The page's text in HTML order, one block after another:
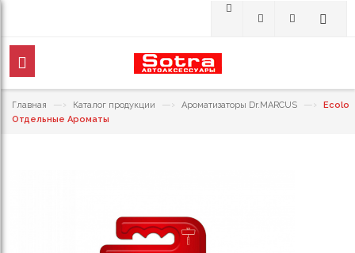
Главная —› Каталог продукции —› Ароматизаторы Dr.MARCUS —›
Ecolo
Отдельные Ароматы